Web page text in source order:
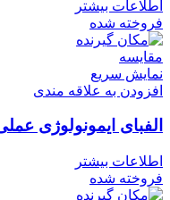
اطلاعات بیشتر
فروخته شده
مقايسه
نمایش سریع
افزودن به علاقه مندی
الفبای ایمونولوژی
اطلاعات بیشتر
فروخته شده